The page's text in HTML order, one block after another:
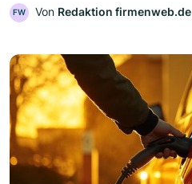
FW Von Redaktion firmenweb.de